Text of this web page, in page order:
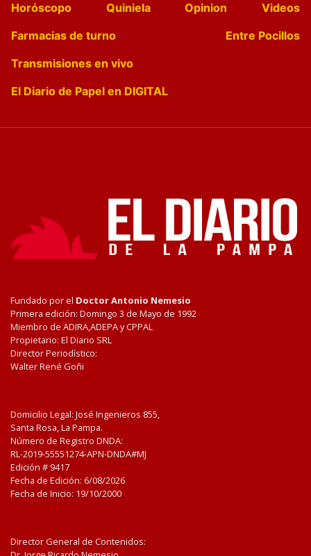
Horóscopo
Quiniela Opinion
Videos
Farmacias de turno
Entre Pocillos
Transmisiones en vivo
El Diario de Papel en DIGITAL
Fundado por el Doctor Antonio Nemesio
Primera edición: Domingo 3 de Mayo de 1992
Miembro de ADIRA,ADEPA y CPPAL
Propietario: El Diario SRL
Director Periodístico:
Walter René Goñi
Domicilio Legal: José Ingenieros 855,
Santa Rosa, La Pampa.
Número de Registro DNDA:
RL-2019-55551274-APN-DNDA#MJ
Edición # 9417
Fecha de Edición: 6/08/2026
Fecha de Inicio: 19/10/2000
Director General de Contenidos: